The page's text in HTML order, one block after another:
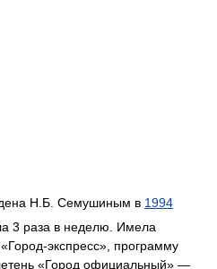
Н.Б. Семушиным в 1994
3 раза в неделю. Имела
экспресс», программу
«Город официальный» —